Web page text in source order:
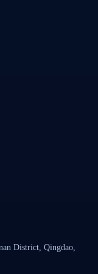
District, Qingdao,